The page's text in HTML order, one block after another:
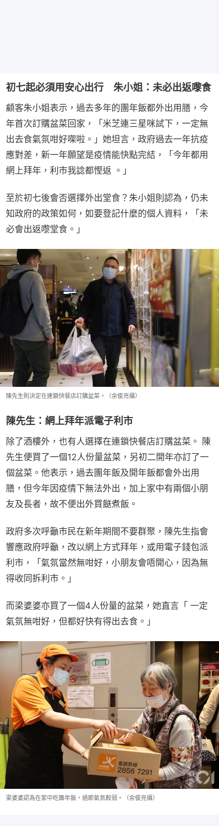
初七起必須用安心出行 朱小姐：未必出返嚟食
顧客朱小姐表示，過去多年的團年飯都外出用膳，今
年首次訂購盆菜回家，「米芝連三星咪試下，一定無
出去食氣氛咁好㗎啦。」她坦言，政府過去一年抗疫
應對差，新一年願望是疫情能快點完結，「今年都用
網上拜年，利市我諗都慳返 。」
至於初七後會否選擇外出堂食？朱小姐則認為，仍未
知政府的政策如何，如要登記什麼的個人資料，「未
必會出返嚟堂食。」
陳先生則決定在連鎖快餐店訂購盆菜。（余俊亮攝）
陳先生：網上拜年派電子利市
除了酒樓外，也有人選擇在連鎖快餐店訂購盆菜。 陳
先生便買了一個12人份量盆菜，另初二開年亦訂了一
個盆菜。他表示，過去團年飯及開年飯都會外出用
膳，但今年因疫情下無法外出，加上家中有兩個小朋
友及長者，故不便出外買餸煮飯。
政府多次呼籲市民在新年期間不要群聚，陳先生指會
響應政府呼籲，改以網上方式拜年，或用電子錢包派
利市，「氣氛當然無咁好，小朋友會唔開心，因為無
得收同拆利市。」
而梁婆婆亦買了一個4人份量的盆菜，她直言「 一定
氣氛無咁好，但都好快有得出去食。」
梁婆婆認為在家中吃團年飯，過節氣氛較弱。（余俊亮攝）